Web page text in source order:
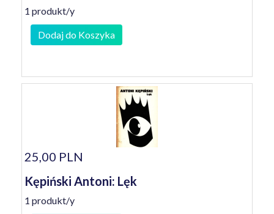
1 produkt/y
Dodaj do Koszyka
25,00 PLN
Kępiński Antoni: Lęk
1 produkt/y